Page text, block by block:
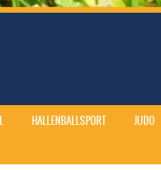
HALLENBALLSPORT JUDO